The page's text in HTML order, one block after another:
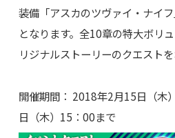
装備「アスカのツヴァイ・ナイ
となります。全10章の特大ボリ
リジナルストーリーのクエスト
開催期間： 2018年2月15日（木
日（木）15：00まで